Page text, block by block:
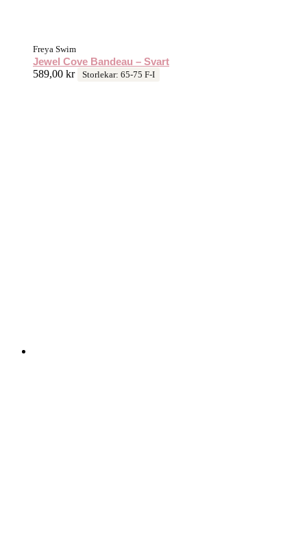
Freya Swim
Jewel Cove Bandeau – Svart
589,00 kr Storlekar: 65-75 F-I